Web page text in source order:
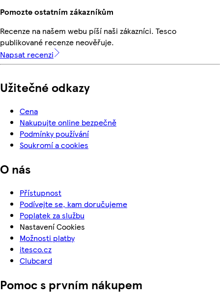
Pomozte ostatním zákazníkům
Recenze na našem webu píší naši zákazníci. Tesco
publikované recenze neověřuje.
Napsat recenzi
Užitečné odkazy
Cena
Nakupujte online bezpečně
Podmínky používání
Soukromí a cookies
O nás
Přístupnost
Podívejte se, kam doručujeme
Poplatek za službu
Nastavení Cookies
Možnosti platby
itesco.cz
Clubcard
Pomoc s prvním nákupem